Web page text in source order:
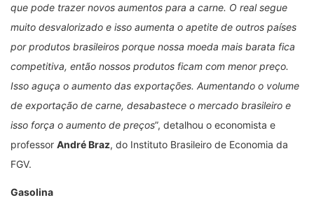
que pode trazer novos aumentos para a carne. O real segue
muito desvalorizado e isso aumenta o apetite de outros países
por produtos brasileiros porque nossa moeda mais barata fica
competitiva, então nossos produtos ficam com menor preço.
Isso aguça o aumento das exportações. Aumentando o volume
de exportação de carne, desabastece o mercado brasileiro e
isso força o aumento de preços”, detalhou o economista e
professor André Braz, do Instituto Brasileiro de Economia da
FGV.
Gasolina